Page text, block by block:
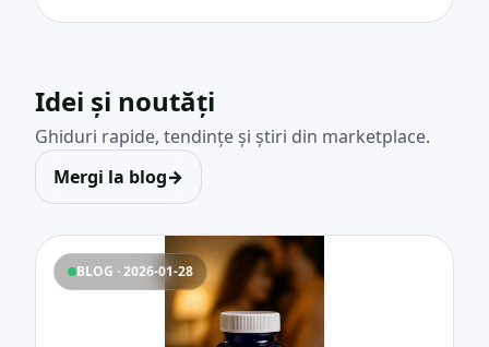
Idei și noutăți
Ghiduri rapide, tendințe și știri din marketplace.
Mergi la blog→
BLOG · 2026-01-28